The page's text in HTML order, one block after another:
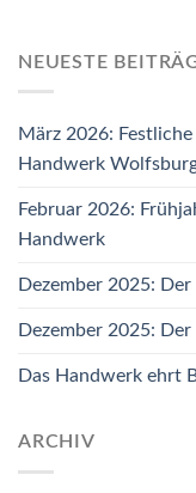
NEUESTE
März 2026:
Handwerk
Februar 2026:
Handwerk
Dezember 2025:
Dezember 2025:
Das Handwerk ehrt
ARCHIV